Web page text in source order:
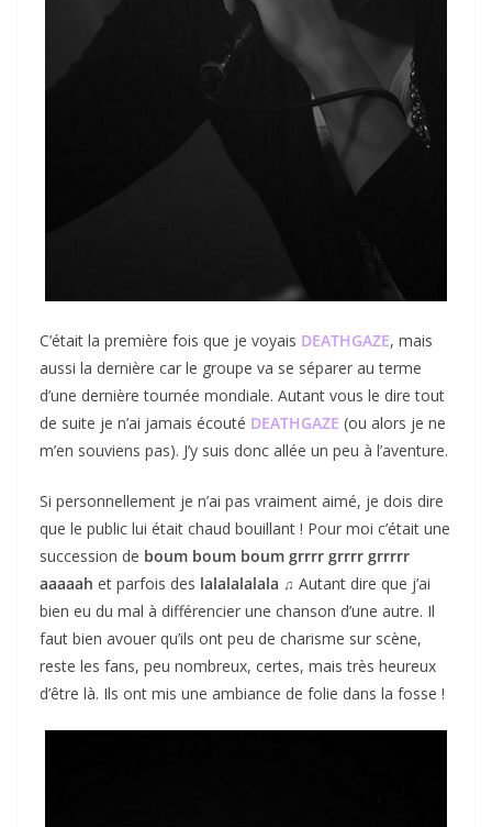
C’était la première fois que je voyais DEATHGAZE, mais
aussi la dernière car le groupe va se séparer au terme
d’une dernière tournée mondiale. Autant vous le dire tout
de suite je n’ai jamais écouté DEATHGAZE (ou alors je ne
m’en souviens pas). J’y suis donc allée un peu à l’aventure.
Si personnellement je n’ai pas vraiment aimé, je dois dire
que le public lui était chaud bouillant ! Pour moi c’était une
succession de boum boum boum grrrr grrrr grrrrr
aaaaah et parfois des lalalalalala ♫ Autant dire que j’ai
bien eu du mal à différencier une chanson d’une autre. Il
faut bien avouer qu’ils ont peu de charisme sur scène,
reste les fans, peu nombreux, certes, mais très heureux
d’être là. Ils ont mis une ambiance de folie dans la fosse !